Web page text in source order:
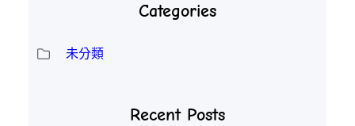
Categories
未分類
Recent Posts